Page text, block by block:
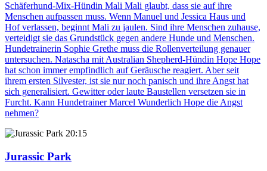
Schäferhund-Mix-Hündin Mali Mali glaubt, dass sie auf ihre
Menschen aufpassen muss. Wenn Manuel und Jessica Haus und
Hof verlassen, beginnt Mali zu jaulen. Sind ihre Menschen zuhause,
verteidigt sie das Grundstück gegen andere Hunde und Menschen.
Hundetrainerin Sophie Grethe muss die Rollenverteilung genauer
untersuchen. Natascha mit Australian Shepherd-Hündin Hope Hope
hat schon immer empfindlich auf Geräusche reagiert. Aber seit
ihrem ersten Silvester, ist sie nur noch panisch und ihre Angst hat
sich generalisiert. Gewitter oder laute Baustellen versetzen sie in
Furcht. Kann Hundetrainer Marcel Wunderlich Hope die Angst
nehmen?
20:15
Jurassic Park